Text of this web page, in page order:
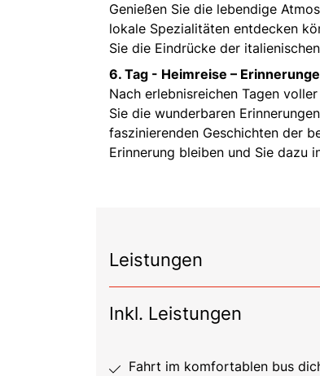
Genießen Sie die lebendige
lokale Spezialitäten entdecken
Sie die Eindrücke der
6. Tag - Heimreise –
Nach erlebnisreichen Tagen
Sie die wunderbaren
faszinierenden Geschichten der
Erinnerung bleiben und Sie dazu
Leistungen
Inkl. Leistungen
Fahrt im komfortablen bus